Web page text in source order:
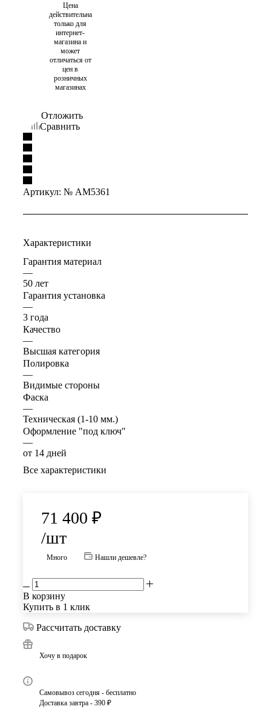
Цена
действительна
только для
интернет-
магазина и
может
отличаться от
цен в
розничных
магазинах
Отложить
Сравнить
Артикул: № AM5361
Характеристики
Гарантия материал
—
50 лет
Гарантия установка
—
3 года
Качество
—
Высшая категория
Полировка
—
Видимые стороны
Фаска
—
Техническая (1-10 мм.)
Оформление "под ключ"
—
от 14 дней
Все характеристики
71 400 ₽
/шт
Много Нашли дешевле?
В корзину
Купить в 1 клик
Рассчитать доставку
Хочу в подарок
Самовывоз сегодня - бесплатно
Доставка завтра - 390 ₽